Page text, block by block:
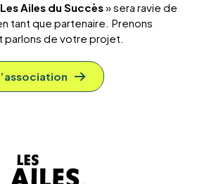
Les Ailes du Succès» sera ravie de
tant que partenaire. Prenons
parlons de votre projet.